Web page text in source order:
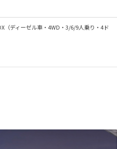
ディーゼル車・4WD・3/6/9人乗り・4ド